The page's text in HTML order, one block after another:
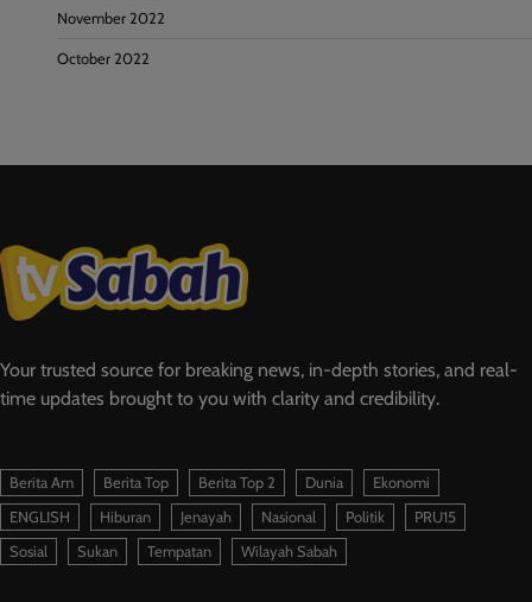
November 2022
October 2022
Your trusted source for breaking news, in-depth stories, and real-
time updates brought to you with clarity and credibility.
Berita Am Berita Top Berita Top 2 Dunia
Ekonomi
ENGLISH
Hiburan Jenayah Nasional Politik
PRU15
Sosial
Sukan Tempatan Wilayah Sabah